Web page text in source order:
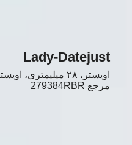
Lady-Datejust
اویستر، ۲۸ میلیمتری، اویستراستیل، طلای سفید و الماس
مرجع 279384RBR